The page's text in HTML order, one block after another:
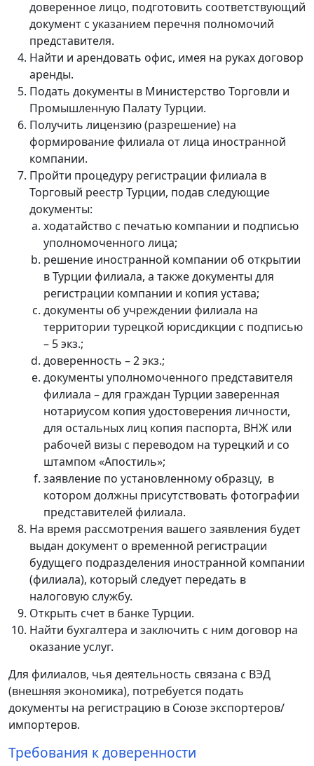
доверенное лицо, подготовить соответствующий
документ с указанием перечня полномочий
представителя.
Найти и арендовать офис, имея на руках договор
аренды.
Подать документы в Министерство Торговли и
Промышленную Палату Турции.
Получить лицензию (разрешение) на
формирование филиала от лица иностранной
компании.
Пройти процедуру регистрации филиала в
Торговый реестр Турции, подав следующие
документы:
ходатайство с печатью компании и подписью
уполномоченного лица;
решение иностранной компании об открытии
в Турции филиала, а также документы для
регистрации компании и копия устава;
документы об учреждении филиала на
территории турецкой юрисдикции с подписью
– 5 экз.;
доверенность – 2 экз.;
документы уполномоченного представителя
филиала – для граждан Турции заверенная
нотариусом копия удостоверения личности,
для остальных лиц копия паспорта, ВНЖ или
рабочей визы с переводом на турецкий и со
штампом «Апостиль»;
заявление по установленному образцу, в
котором должны присутствовать фотографии
представителей филиала.
На время рассмотрения вашего заявления будет
выдан документ о временной регистрации
будущего подразделения иностранной компании
(филиала), который следует передать в
налоговую службу.
Открыть счет в банке Турции.
Найти бухгалтера и заключить с ним договор на
оказание услуг.
Для филиалов, чья деятельность связана с ВЭД
(внешняя экономика), потребуется подать
документы на регистрацию в Союзе экспортеров/
импортеров.
Требования к доверенности